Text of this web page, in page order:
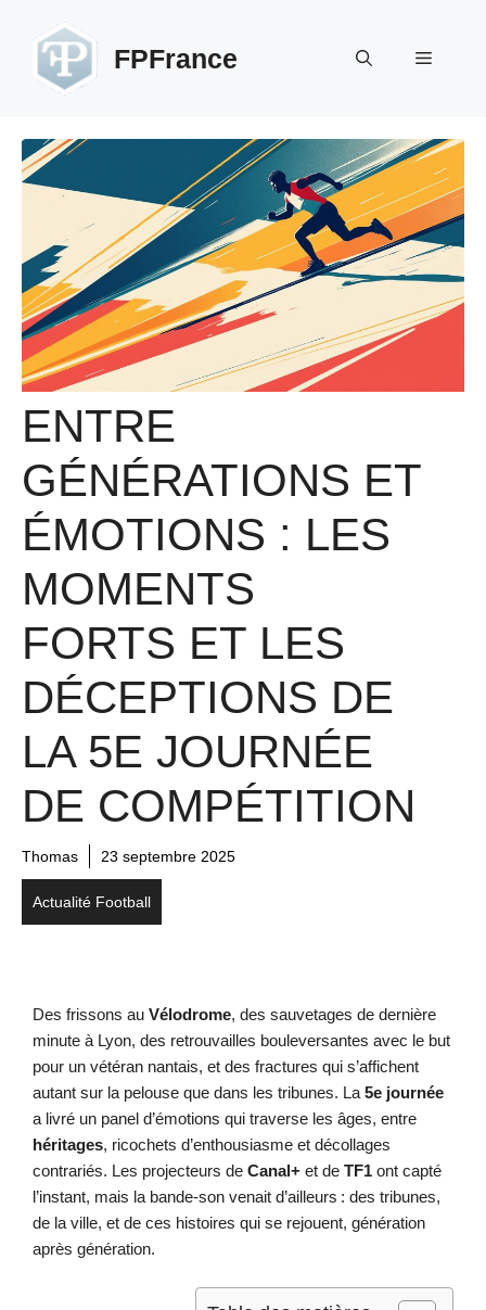
contenu
FPFrance Menu
ENTRE
GÉNÉRATIONS ET
ÉMOTIONS : LES
MOMENTS
FORTS ET LES
DÉCEPTIONS DE
LA 5E JOURNÉE
DE COMPÉTITION
Thomas 23 septembre 2025
Actualité Football
Des frissons au Vélodrome, des sauvetages de dernière
minute à Lyon, des retrouvailles bouleversantes avec le but
pour un vétéran nantais, et des fractures qui s’affichent
autant sur la pelouse que dans les tribunes. La5e journée
a livré un panel d’émotions qui traverse les âges, entre
héritages, ricochets d’enthousiasme et décollages
contrariés. Les projecteurs de Canal+ et de TF1 ont capté
l’instant, mais la bande-son venait d’ailleurs : des tribunes,
de la ville, et de ces histoires qui se rejouent, génération
après génération.